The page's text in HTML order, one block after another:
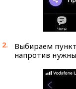
Выбираем
напротив